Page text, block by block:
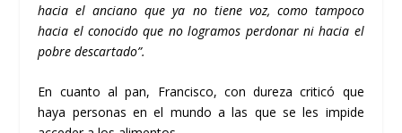
hacia el anciano que ya no tiene voz, como tampoco
hacia el conocido que no logramos perdonar ni hacia el
pobre descartado”.
En cuanto al pan, Francisco, con dureza criticó que
haya personas en el mundo a las que se les impide